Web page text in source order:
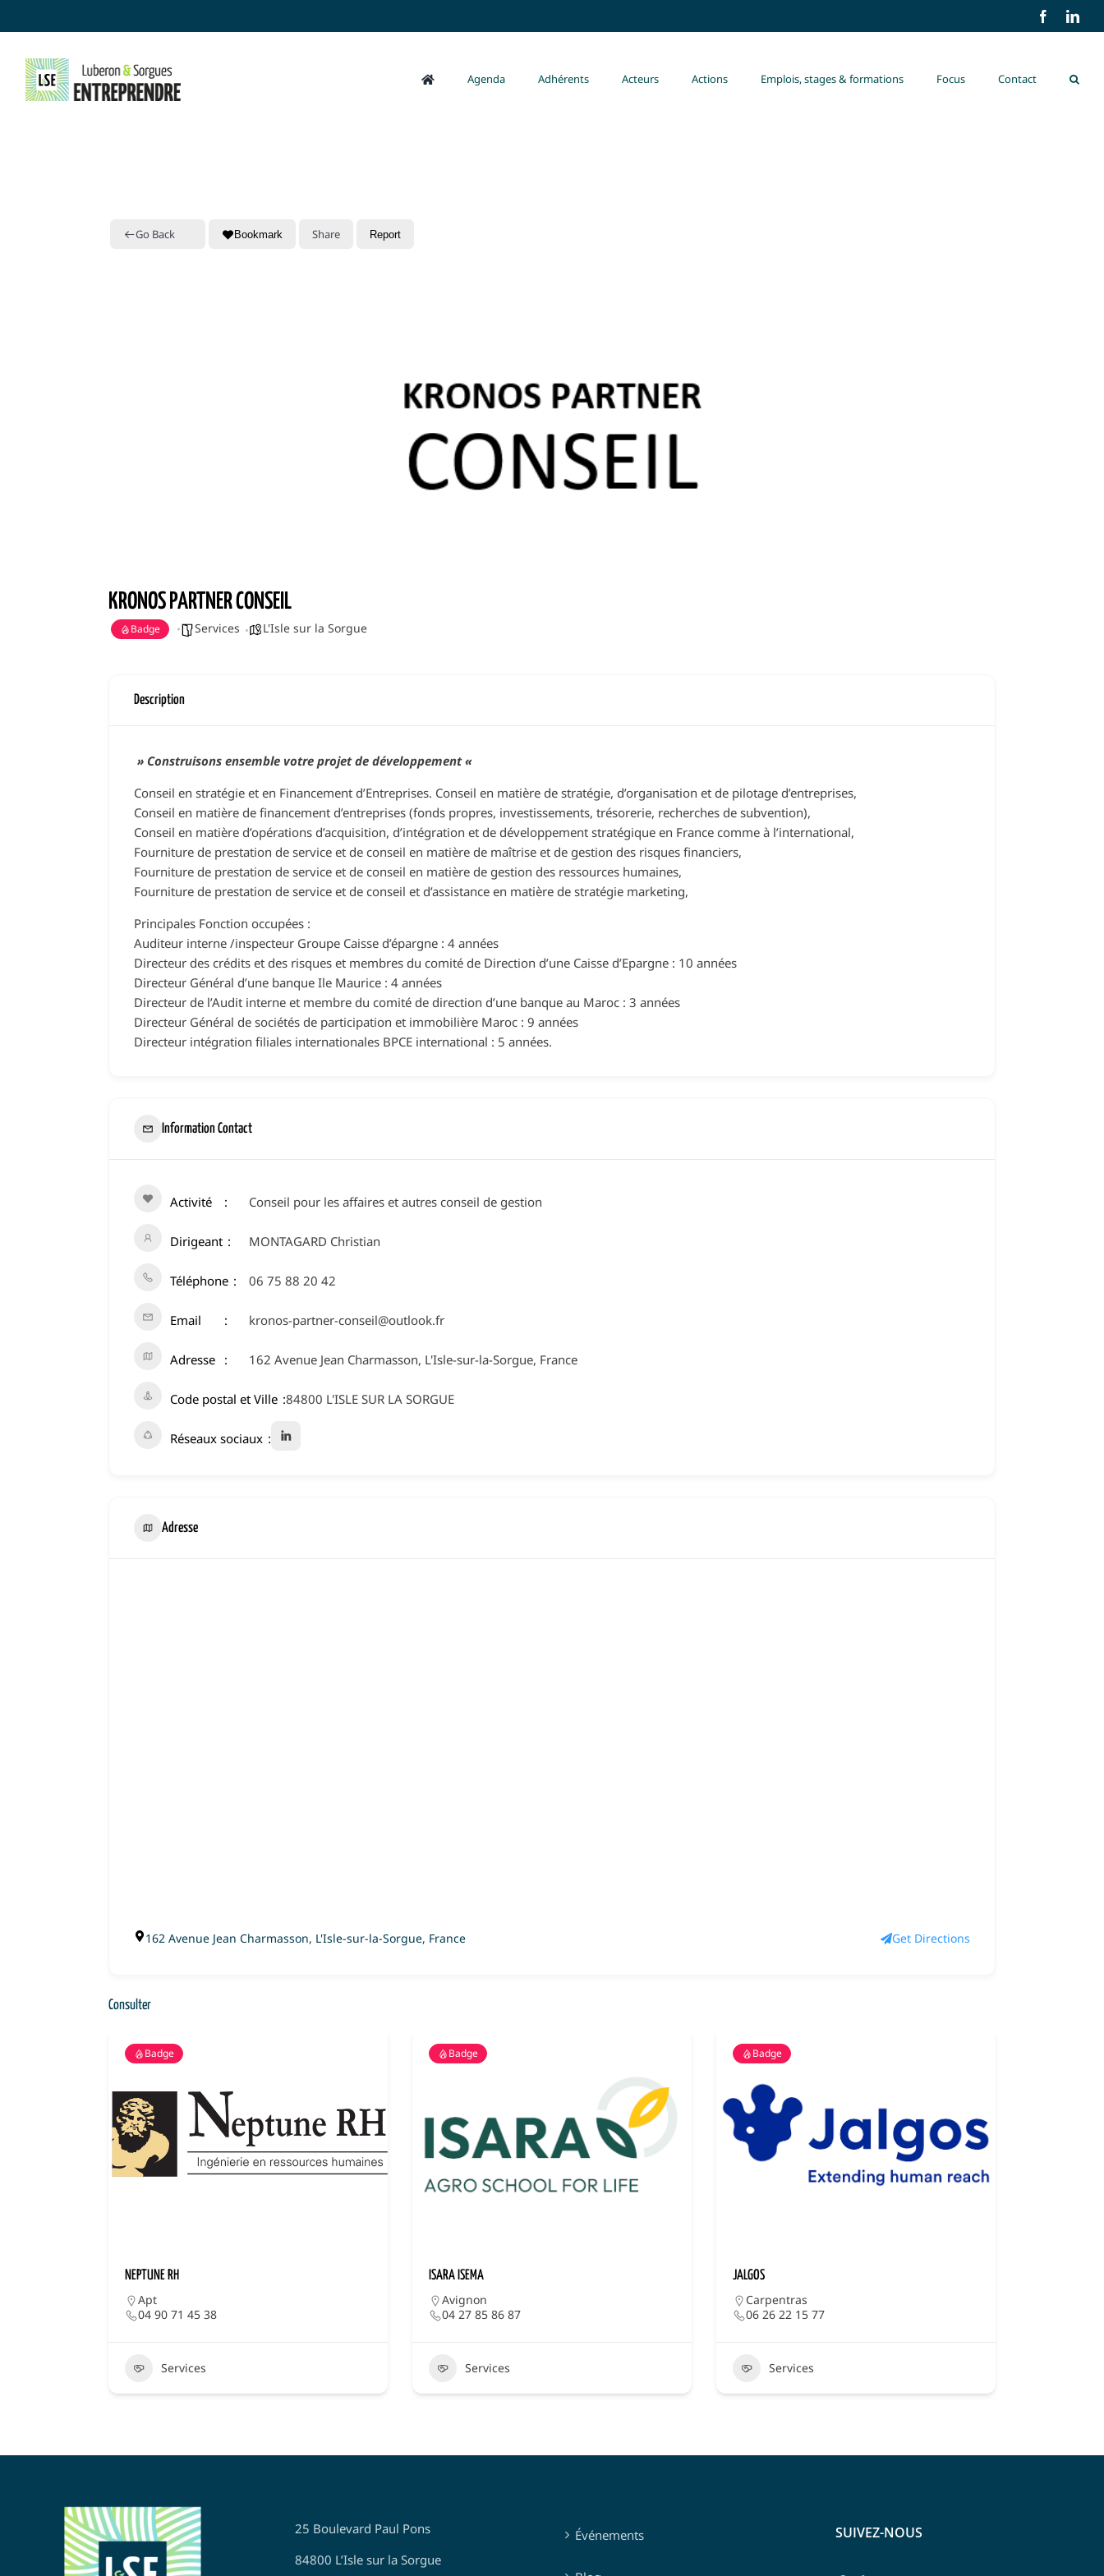
content
Facebook
Agenda Adhérents Acteurs Actions Emplois, stages & formations Focus Contact
Go Back Bookmark Share Report
KRONOS PARTNER CONSEIL
Badge Services L'Isle sur la Sorgue
Description
» Construisons ensemble votre projet de développement «
Conseil en stratégie et en Financement d’Entreprises. Conseil en matière de stratégie, d’organisation et de pilotage d’entreprises,
Conseil en matière de financement d’entreprises (fonds propres, investissements, trésorerie, recherches de subvention),
Conseil en matière d’opérations d’acquisition, d’intégration et de développement stratégique en France comme à l’international,
Fourniture de prestation de service et de conseil en matière de maîtrise et de gestion des risques financiers,
Fourniture de prestation de service et de conseil en matière de gestion des ressources humaines,
Fourniture de prestation de service et de conseil et d’assistance en matière de stratégie marketing,
Principales Fonction occupées :
Auditeur interne /inspecteur Groupe Caisse d’épargne : 4 années
Directeur des crédits et des risques et membres du comité de Direction d’une Caisse d’Epargne : 10 années
Directeur Général d’une banque Ile Maurice : 4 années
Directeur de l’Audit interne et membre du comité de direction d’une banque au Maroc : 3 années
Directeur Général de sociétés de participation et immobilière Maroc : 9 années
Directeur intégration filiales internationales BPCE international : 5 années.
Information Contact
Activité Conseil pour les affaires et autres conseil de gestion
Dirigeant MONTAGARD Christian
Téléphone 06 75 88 20 42
Email kronos-partner-conseil@outlook.fr
Adresse 162 Avenue Jean Charmasson, L'Isle-sur-la-Sorgue, France
Code postal et Ville 84800 L'ISLE SUR LA SORGUE
Réseaux sociaux
Adresse
162 Avenue Jean Charmasson, L'Isle-sur-la-Sorgue, France Get Directions
Consulter
Badge
NEPTUNE RH
Apt
04 90 71 45 38
Services
Badge
ISARA ISEMA
Avignon
04 27 85 86 87
Services
Badge
JALGOS
Carpentras
06 26 22 15 77
Services
25 Boulevard Paul Pons
84800 L’Isle sur la Sorgue
Événements SUIVEZ-NOUS